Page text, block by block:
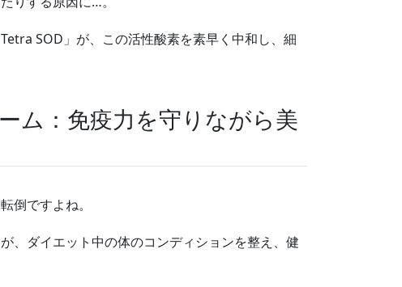
SOD」が、この活性酸素を素早く中和し、細
ム：免疫力を守りながら美
倒ですよね。
、ダイエット中の体のコンディションを整え、健